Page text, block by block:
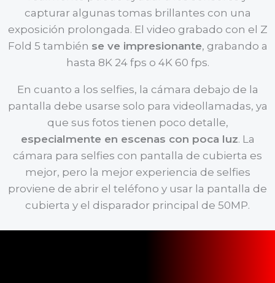
capturar algunas tomas brillantes con una
exposición prolongada. El video grabado con el Z
Fold 5 también se ve impresionante, grabando a
hasta 8K 24 fps o 4K 60 fps.
En cuanto a los selfies, la cámara debajo de la
pantalla debe usarse solo para videollamadas, ya
que sus fotos tienen poco detalle,
especialmente en escenas con poca luz. La
cámara para selfies con pantalla de cubierta es
mejor, pero la mejor experiencia de selfies
proviene de abrir el teléfono y usar la pantalla de
cubierta y el disparador principal de 50MP.